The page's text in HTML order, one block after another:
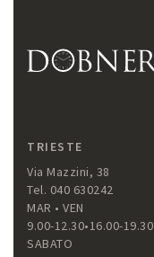
TRIESTE
Via Mazzini, 38
Tel. 040 630242
MAR • VEN
9.00-12.30•16.00-19.30
SABATO